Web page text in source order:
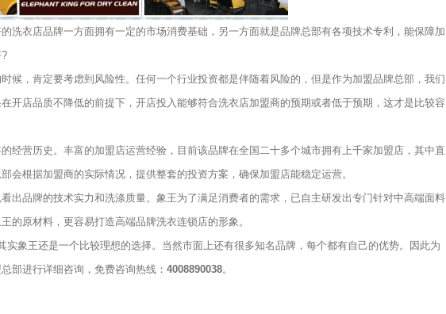
衣店品牌一方面拥有一定的市场消费基础，另一方面就是品牌总部有各项技术专利，能保障加
，肯定要考虑到风险性。任何一个行业投资都是伴随着风险的，但是作为加盟品牌总部，我们
开店品质不降低的前提下，开店投入能够符合洗衣店加盟商的预期或者低于预期，这才是比较容
营历史。丰富的加盟店运营经验，目前该品牌在全国二十多个城市拥有上千家加盟店，其中直
会根据加盟商的实际情况，提供整套的投资方案，确保加盟店能稳定运营。
品牌的技术实力和洗涤质量。象王为了满足消费者的需求，已自主研发出专门针对中高端面料
的原材料，更容易打造高端品牌洗衣连锁店的形象。
实象王还是一个比较理想的选择。当然市面上还有很多知名品牌，每个都有自己的优势。因此为
部进行详细咨询，免费咨询热线： 4008890038。